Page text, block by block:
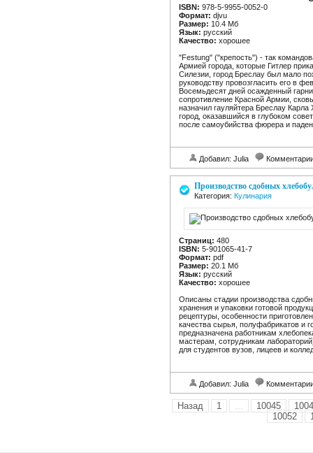
ISBN: 978-5-9955-0052-0
Формат: djvu
Размер: 10.4 Мб
Язык: русский
Качество: хорошее
"Festung" ("крепость") - так
Армией города, которые Гитлер
Силезии, город Бреслау был мало
руководству провозгласить его в
Восемьдесят дней осажденный
сопротивление Красной Армии,
назначил гауляйтера Бреслау
город, оказавшийся в глубоком
после самоубийства фюрера и
Добавил: Julia
Производство сдобных
Категория: Кулинария
Страниц: 480
ISBN: 5-901065-41-7
Формат: pdf
Размер: 20.1 Мб
Язык: русский
Качество: хорошее
Описаны стадии производства
хранения и упаковки готовой
рецептуры, особенности
качества сырья, полуфабрикатов и
предназначена работникам
мастерам, сотрудникам
для студентов вузов, лицеев и
Добавил: Julia
Назад 1 ... 10045
10052